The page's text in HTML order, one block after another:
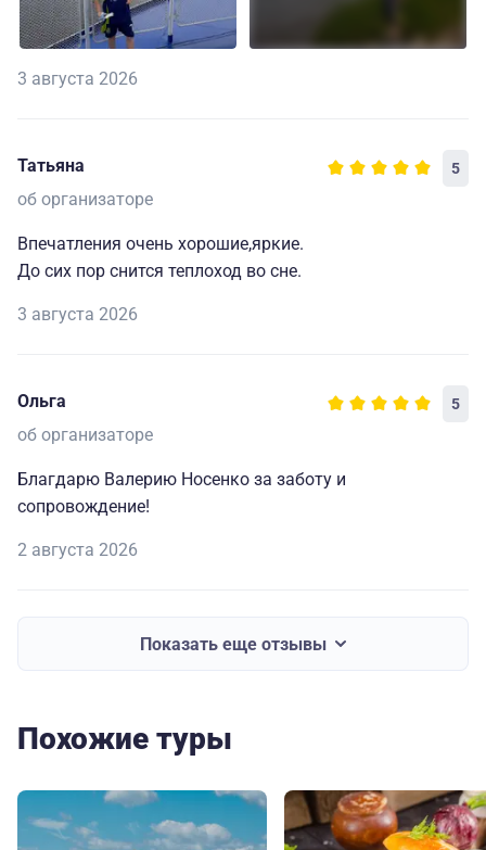
3 августа 2026
Татьяна 5
об организаторе
Впечатления очень хорошие,яркие.
До сих пор снится теплоход во сне.
3 августа 2026
Ольга 5
об организаторе
Благдарю Валерию Носенко за заботу и
сопровождение!
2 августа 2026
Показать еще отзывы
Похожие туры